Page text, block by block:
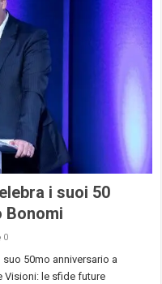
i suoi 50
Bonomi
0
50mo anniversario a
Visioni: le sfide future